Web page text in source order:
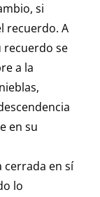
si
recuerdo. A
recuerdo se
a la
en su
cerrada en sí
lo